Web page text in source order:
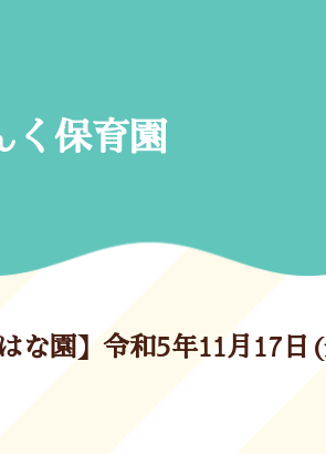
く保育園
な園】令和5年11月17日